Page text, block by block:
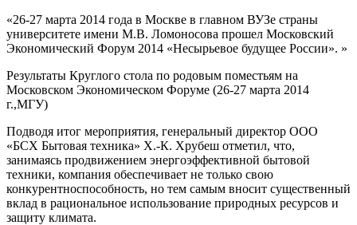
«26-27 марта 2014 года в Москве в главном ВУЗе страны
университете имени М.В. Ломоносова прошел Московский
Экономический Форум 2014 «Несырьевое будущее России». »
Результаты Круглого стола по родовым поместьям на
Московском Экономическом Форуме (26-27 марта 2014
г.,МГУ)
Подводя итог мероприятия, генеральный директор ООО
«БСХ Бытовая техника» Х.-К. Хрубеш отметил, что,
занимаясь продвижением энергоэффективной бытовой
техники, компания обеспечивает не только свою
конкурентноспособность, но тем самым вносит существенный
вклад в рациональное использование природных ресурсов и
защиту климата.